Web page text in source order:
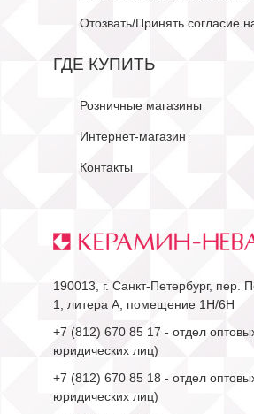
Отозвать/Принять согласие
ГДЕ КУПИТЬ
Розничные магазины
Интернет-магазин
Контакты
190013, г. Санкт-Петербург, пер.
1, литера А, помещение 1Н/6Н
+7 (812) 670 85 17 - отдел
юридических лиц)
+7 (812) 670 85 18 - отдел
юридических лиц)